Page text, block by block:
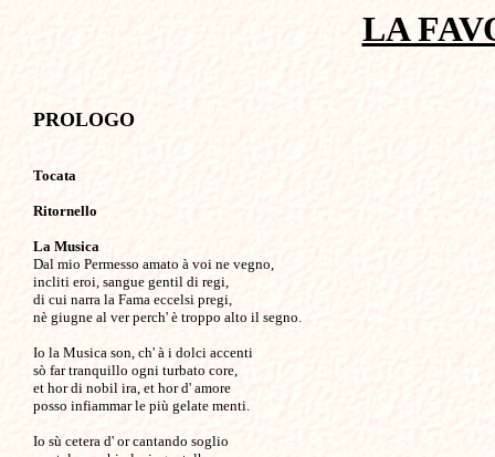
LA
PROLOGO
Tocata
Ritornello
La Musica
Dal mio Permesso amato à voi ne vegno,
incliti eroi, sangue gentil di regi,
di cui narra la Fama eccelsi pregi,
nè giugne al ver perch' è troppo alto il segno.
Io la Musica son, ch' à i dolci accenti
sò far tranquillo ogni turbato core,
et hor di nobil ira, et hor d' amore
posso infiammar le più gelate menti.
Io sù cetera d' or cantando soglio